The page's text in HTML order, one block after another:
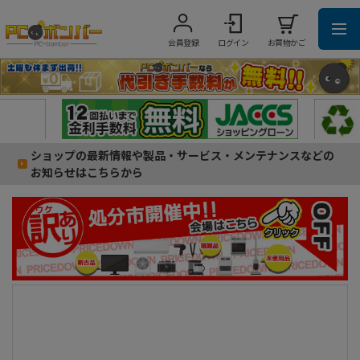
会員登録 ログイン お買物かご
ショップの最新情報や製品・サービス・メンテナンスなどの
お知らせはこちらから